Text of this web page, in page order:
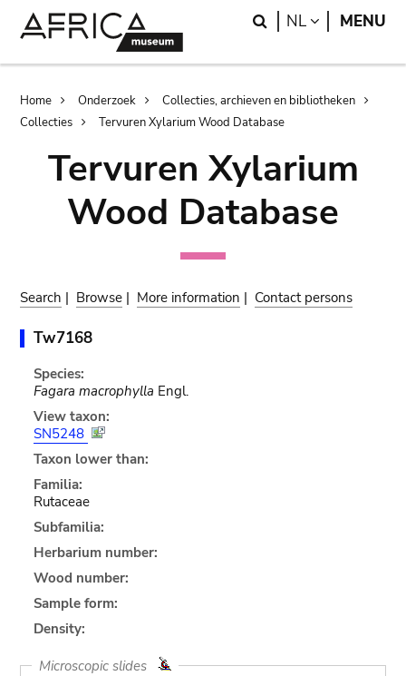
Search
NL LANGUAGE
MENU
Breadcrumb
Home Onderzoek
Collecties, archieven en bibliotheken
Collecties
Tervuren Xylarium Wood Database
Tervuren Xylarium
Wood Database
Search | Browse | More information | Contact persons
Tw7168
Species:
Fagara macrophylla Engl.
View taxon:
SN5248
Taxon lower than:
Familia:
Rutaceae
Subfamilia:
Herbarium number:
Wood number:
Sample form:
Density:
Microscopic slides